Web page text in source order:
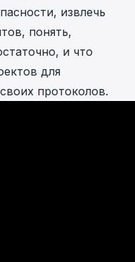
извлечь
понять,
и что
для
протоколов.